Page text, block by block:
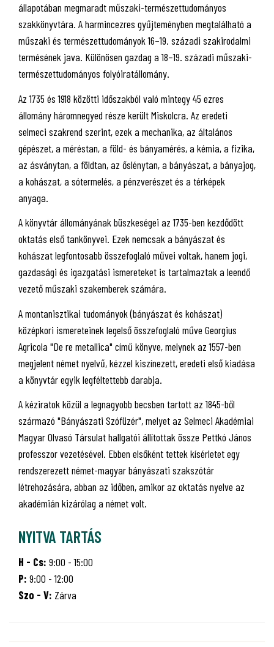
állapotában megmaradt műszaki-természettudományos
szakkönyvtára. A harmincezres gyűjteményben megtalálható a
műszaki és természettudományok 16–19. századi szakirodalmi
termésének java. Különösen gazdag a 18–19. századi műszaki-
természettudományos folyóiratállomány.
Az 1735 és 1918 közötti időszakból való mintegy 45 ezres
állomány háromnegyed része került Miskolcra. Az eredeti
selmeci szakrend szerint, ezek a mechanika, az általános
gépészet, a méréstan, a föld- és bányamérés, a kémia, a fizika,
az ásványtan, a földtan, az őslénytan, a bányászat, a bányajog,
a kohászat, a sótermelés, a pénzverészet és a térképek
anyaga.
A könyvtár állományának büszkeségei az 1735-ben kezdődött
oktatás első tankönyvei. Ezek nemcsak a bányászat és
kohászat legfontosabb összefoglaló művei voltak, hanem jogi,
gazdasági és igazgatási ismereteket is tartalmaztak a leendő
vezető műszaki szakemberek számára.
A montanisztikai tudományok (bányászat és kohászat)
középkori ismereteinek legelső összefoglaló műve Georgius
Agricola "De re metallica" című könyve, melynek az 1557-ben
megjelent német nyelvű, kézzel kiszínezett, eredeti első kiadása
a könyvtár egyik legféltettebb darabja.
A kéziratok közül a legnagyobb becsben tartott az 1845-ből
származó "Bányászati Szófüzér", melyet az Selmeci Akadémiai
Magyar Olvasó Társulat hallgatói állítottak össze Pettkó János
professzor vezetésével. Ebben elsőként tettek kísérletet egy
rendszerezett német-magyar bányászati szakszótár
létrehozására, abban az időben, amikor az oktatás nyelve az
akadémián kizárólag a német volt.
NYITVA TARTÁS
H - Cs: 9:00 - 15:00
P: 9:00 - 12:00
Szo - V: Zárva